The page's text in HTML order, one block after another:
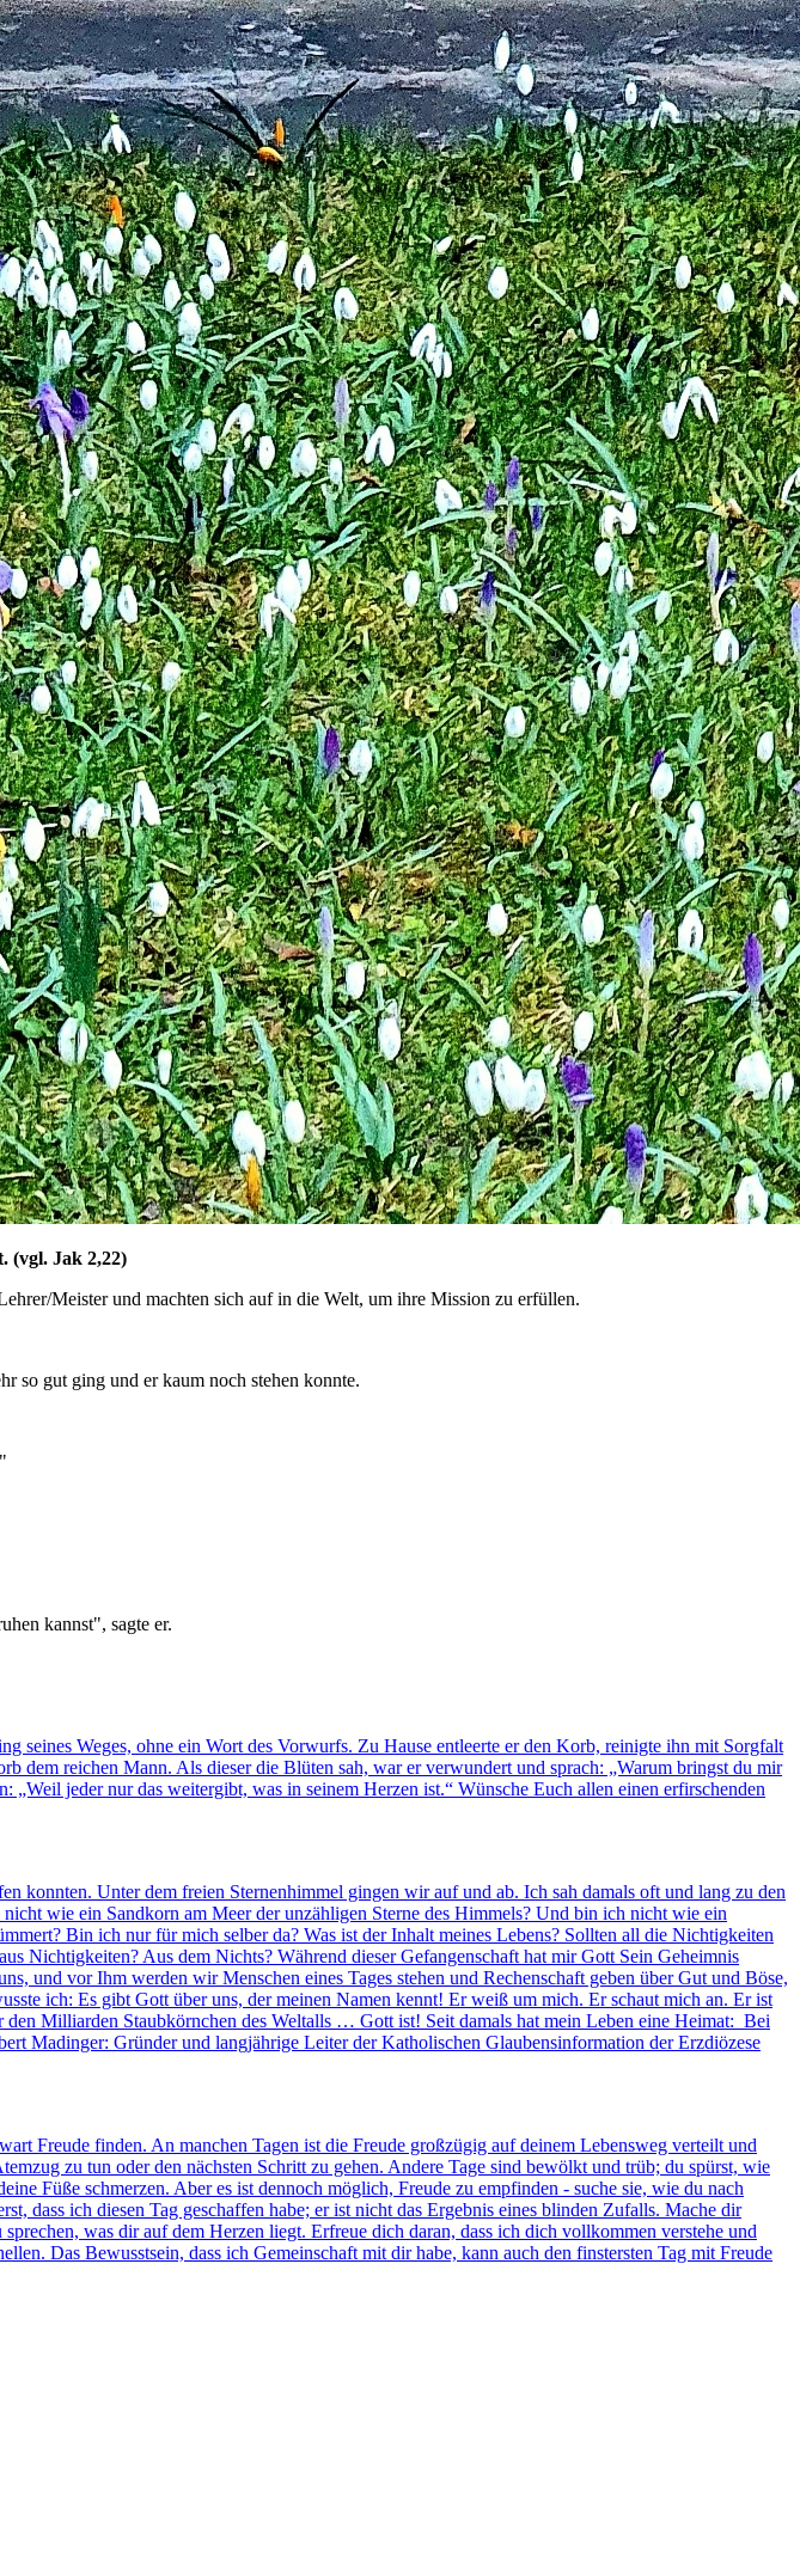
(vgl. Jak 2,22)
Meister und machten sich auf in die Welt, um ihre Mission zu erfüllen.
so gut ging und er kaum noch stehen konnte.
kannst", sagte er.
Weges, ohne ein Wort des Vorwurfs. Zu Hause entleerte er den Korb, reinigte ihn mit Sorgfalt
dem reichen Mann. Als dieser die Blüten sah, war er verwundert und sprach: „Warum bringst du mir
jeder nur das weitergibt, was in seinem Herzen ist.“ Wünsche Euch allen einen erfirschenden
konnten. Unter dem freien Sternenhimmel gingen wir auf und ab. Ich sah damals oft und lang zu den
wie ein Sandkorn am Meer der unzähligen Sterne des Himmels? Und bin ich nicht wie ein
Bin ich nur für mich selber da? Was ist der Inhalt meines Lebens? Sollten all die Nichtigkeiten
Nichtigkeiten? Aus dem Nichts? Während dieser Gefangenschaft hat mir Gott Sein Geheimnis
und vor Ihm werden wir Menschen eines Tages stehen und Rechenschaft geben über Gut und Böse,
ich: Es gibt Gott über uns, der meinen Namen kennt! Er weiß um mich. Er schaut mich an. Er ist
Milliarden Staubkörnchen des Weltalls … Gott ist! Seit damals hat mein Leben eine Heimat: Bei
Madinger: Gründer und langjährige Leiter der Katholischen Glaubensinformation der Erzdiözese
Freude finden. An manchen Tagen ist die Freude großzügig auf deinem Lebensweg verteilt und
zu tun oder den nächsten Schritt zu gehen. Andere Tage sind bewölkt und trüb; du spürst, wie
Füße schmerzen. Aber es ist dennoch möglich, Freude zu empfinden - suche sie, wie du nach
dass ich diesen Tag geschaffen habe; er ist nicht das Ergebnis eines blinden Zufalls. Mache dir
was dir auf dem Herzen liegt. Erfreue dich daran, dass ich dich vollkommen verstehe und
Das Bewusstsein, dass ich Gemeinschaft mit dir habe, kann auch den finstersten Tag mit Freude